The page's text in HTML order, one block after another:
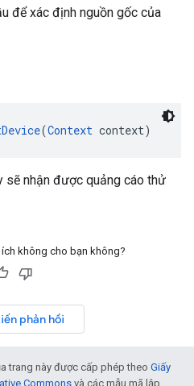
để xác định nguồn gốc của
(Context context)
sẽ nhận được quảng cáo thử
không cho bạn không?
phản hồi
trang này được cấp phép theo Giấy
Commons và các mẫu mã lập